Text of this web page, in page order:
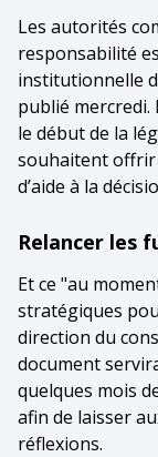
Les autorités
responsabilité
institutionnelle
publié mercredi.
le début de la
souhaitent offrir
d’aide à la
Relancer les
Et ce "au
stratégiques
direction du
document
quelques mois
afin de laisser
réflexions.